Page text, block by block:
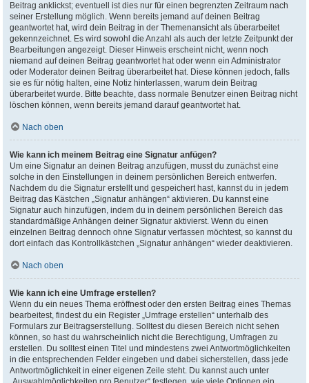
Beitrag anklickst; eventuell ist dies nur für einen begrenzten Zeitraum nach
seiner Erstellung möglich. Wenn bereits jemand auf deinen Beitrag
geantwortet hat, wird dein Beitrag in der Themenansicht als überarbeitet
gekennzeichnet. Es wird sowohl die Anzahl als auch der letzte Zeitpunkt der
Bearbeitungen angezeigt. Dieser Hinweis erscheint nicht, wenn noch
niemand auf deinen Beitrag geantwortet hat oder wenn ein Administrator
oder Moderator deinen Beitrag überarbeitet hat. Diese können jedoch, falls
sie es für nötig halten, eine Notiz hinterlassen, warum dein Beitrag
überarbeitet wurde. Bitte beachte, dass normale Benutzer einen Beitrag nicht
löschen können, wenn bereits jemand darauf geantwortet hat.
Nach oben
Wie kann ich meinem Beitrag eine Signatur anfügen?
Um eine Signatur an deinen Beitrag anzufügen, musst du zunächst eine
solche in den Einstellungen in deinem persönlichen Bereich entwerfen.
Nachdem du die Signatur erstellt und gespeichert hast, kannst du in jedem
Beitrag das Kästchen „Signatur anhängen“ aktivieren. Du kannst eine
Signatur auch hinzufügen, indem du in deinem persönlichen Bereich das
standardmäßige Anhängen deiner Signatur aktivierst. Wenn du einen
einzelnen Beitrag dennoch ohne Signatur verfassen möchtest, so kannst du
dort einfach das Kontrollkästchen „Signatur anhängen“ wieder deaktivieren.
Nach oben
Wie kann ich eine Umfrage erstellen?
Wenn du ein neues Thema eröffnest oder den ersten Beitrag eines Themas
bearbeitest, findest du ein Register „Umfrage erstellen“ unterhalb des
Formulars zur Beitragserstellung. Solltest du diesen Bereich nicht sehen
können, so hast du wahrscheinlich nicht die Berechtigung, Umfragen zu
erstellen. Du solltest einen Titel und mindestens zwei Antwortmöglichkeiten
in die entsprechenden Felder eingeben und dabei sicherstellen, dass jede
Antwortmöglichkeit in einer eigenen Zeile steht. Du kannst auch unter